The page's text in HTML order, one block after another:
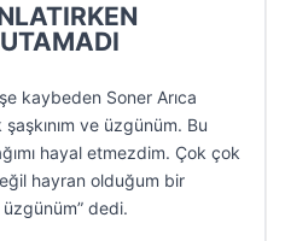
kaybeden Soner Arıca
ve üzgünüm. Bu
hayal etmezdim. Çok çok
hayran olduğum bir
dedi.